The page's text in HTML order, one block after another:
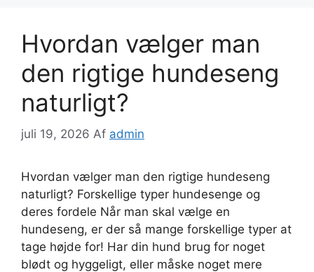
Hvordan vælger man
den rigtige hundeseng
naturligt?
juli 19, 2026 Af admin
Hvordan vælger man den rigtige hundeseng
naturligt? Forskellige typer hundesenge og
deres fordele Når man skal vælge en
hundeseng, er der så mange forskellige typer at
tage højde for! Har din hund brug for noget
blødt og hyggeligt, eller måske noget mere